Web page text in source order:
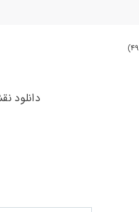
دانلود